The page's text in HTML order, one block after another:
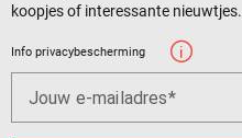
koopjes of interessante nieuwtjes.
Info privacybescherming
Jouw e-mailadres